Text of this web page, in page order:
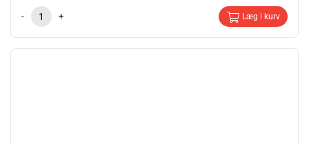
- + Læg i kurv